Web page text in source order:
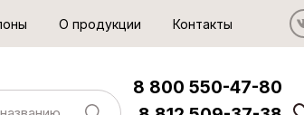
О продукции Контакты
8 800 550-47-80